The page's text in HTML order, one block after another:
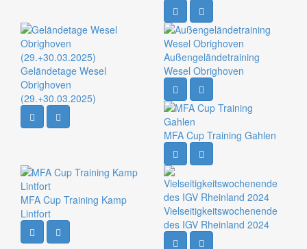
Geländetage Wesel
Obrighoven
(29.+30.03.2025)
Außengeländetraining
Wesel Obrighoven
MFA Cup Training Gahlen
MFA Cup Training Kamp
Lintfort
Vielseitigkeitswochenende
des IGV Rheinland 2024